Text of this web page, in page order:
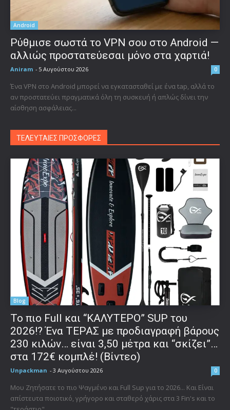
Android
Ρύθμισε σωστά το VPN σου στο Android —
αλλιώς προστατεύεσαι μόνο στα χαρτιά!
Aniram - 5 Αυγούστου 2026 0
Ένα VPN στο Android μπορεί να εγκατασταθεί με ένα tap, αλλά το
αν προστατεύει πραγματικά όλη τη συσκευή ή απλώς δίνει την
αίσθηση ασφάλειας...
ΤΕΛΕΥΤΑΙΕΣ ΠΡΟΣΦΟΡΕΣ
Blog
To πιο Full και “ΚΑΛΥΤΕΡΟ” SUP του
2026!? Ένα ΤΕΡΑΣ με προδιαγραφή βάρους
230 κιλών… είναι 3,50 μέτρα και “σκίζει”…
στα 172€ κομπλέ! (Βίντεο)
Unpackman - 3 Αυγούστου 2026 0
Μου Ζητήσατε το πιο Ψαγμένο και Full Sup για το 2026... Και Είναι
απίστευτα ποιοτικό, γρήγορο και σταθερό χάρις στα 3 Fin's και το